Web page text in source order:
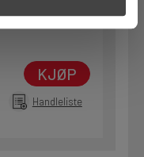
KJØP
Handleliste